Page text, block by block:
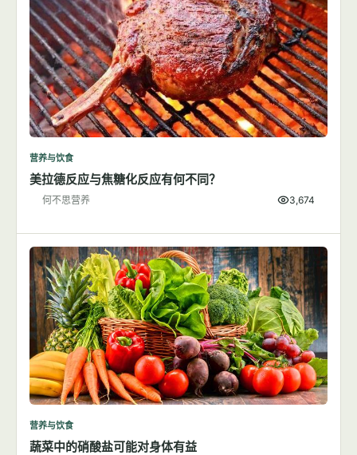
营养与饮食
美拉德反应与焦糖化反应有何不同？
何不思营养 3,674
营养与饮食
蔬菜中的硝酸盐可能对身体有益